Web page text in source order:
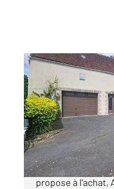
FLEURE 61
186,48 m
, 8 pièces
Ref : 12891
Maison à
162
Votre agence
propose à l'achat,